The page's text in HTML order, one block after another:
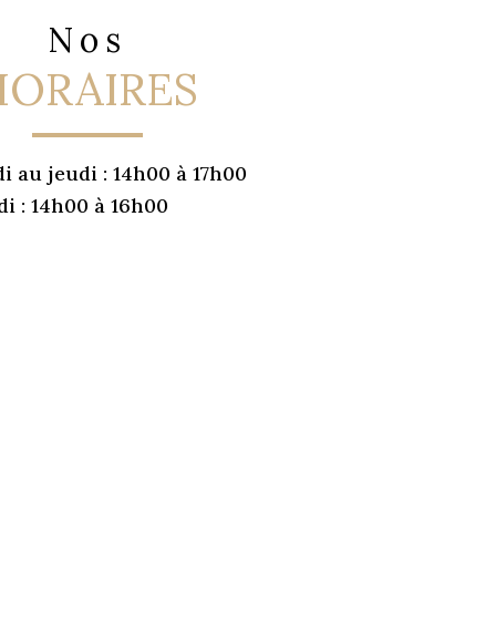
Nos
au jeudi : 14h00 à 17h00
: 14h00 à 16h00